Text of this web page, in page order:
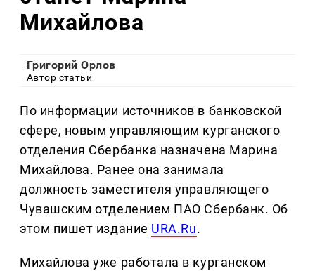
Михайлова
Григорий Орлов
Автор статьи
По информации источников в банковской
сфере, новым управляющим курганского
отделения Сбербанка назначена Марина
Михайлова. Ранее она занимала
должность заместителя управляющего
Чувашским отделением ПАО Сбербанк. Об
этом пишет издание URA.Ru.
Михайлова уже работала в курганском